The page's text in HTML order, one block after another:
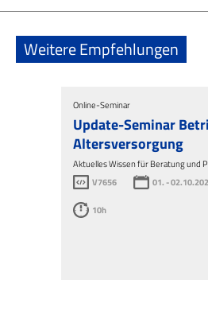
Weitere Empfehlungen
Online-Seminar
Update-Seminar
Altersversorgung
Aktuelles Wissen für Beratung und
V7656
01. -
10h